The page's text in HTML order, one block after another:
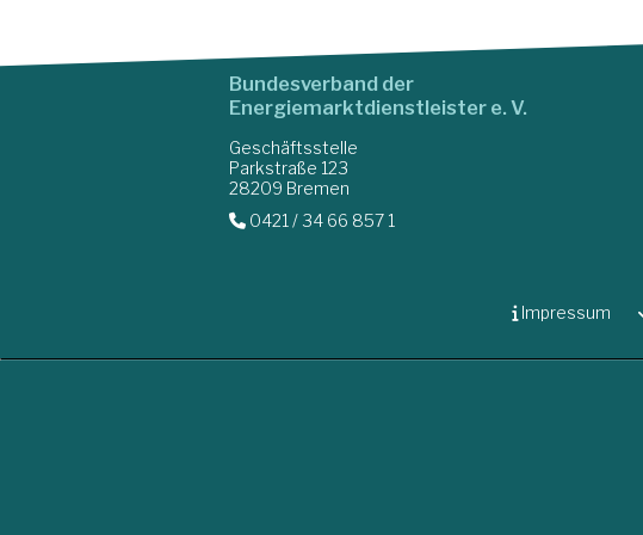
Bundesverband der
Energiemarktdienstleister e. V.
Geschäftsstelle
Parkstraße 123
28209 Bremen
0421 / 34 66 857 1
Impressum